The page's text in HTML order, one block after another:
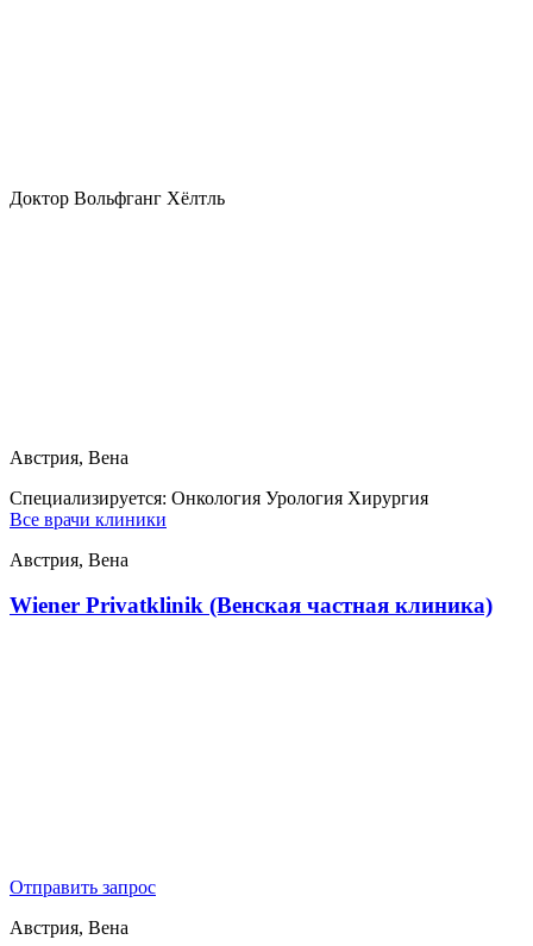
Доктор Вольфганг Хёлтль
Австрия, Вена
Специализируется: Онкология Урология Хирургия
Все врачи клиники
Австрия, Вена
Wiener Privatklinik (Венская частная клиника)
Отправить запрос
Австрия, Вена